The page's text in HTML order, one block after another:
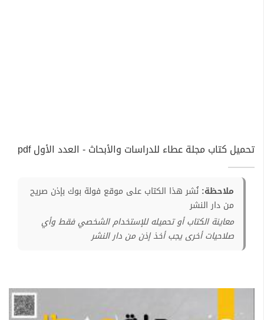
تحميل كتاب مجلة عطاء للدراسات والأبحاث - العدد الأول pdf
ملاحظة: نُشر هذا الكتاب على موقع فولة بوك بإذن صريح
من دار النشر
معاينة الكتاب أو تحميله للإستخدام الشخصي فقط وأي
صلاحيات أخرى يجب أخذ إذن من دار النشر